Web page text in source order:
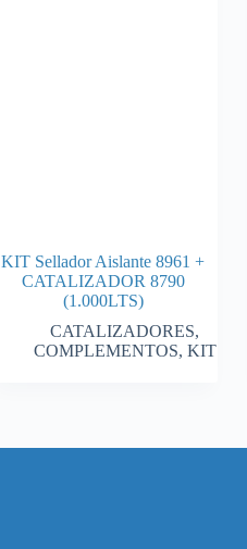
KIT Sellador Aislante 8961 +
CATALIZADOR 8790
(1.000LTS)
CATALIZADORES,
COMPLEMENTOS, KIT